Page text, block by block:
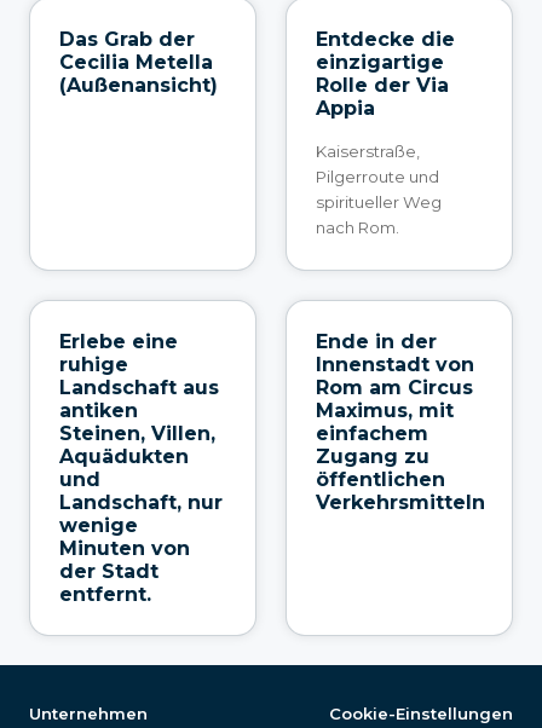
Das Grab der
Cecilia Metella
(Außenansicht)
Entdecke die
einzigartige
Rolle der Via
Appia
Kaiserstraße,
Pilgerroute und
spiritueller Weg
nach Rom.
Erlebe eine
ruhige
Landschaft aus
antiken
Steinen, Villen,
Aquädukten
und
Landschaft, nur
wenige
Minuten von
der Stadt
entfernt.
Ende in der
Innenstadt von
Rom am Circus
Maximus, mit
einfachem
Zugang zu
öffentlichen
Verkehrsmitteln
Unternehmen Cookie-Einstellungen